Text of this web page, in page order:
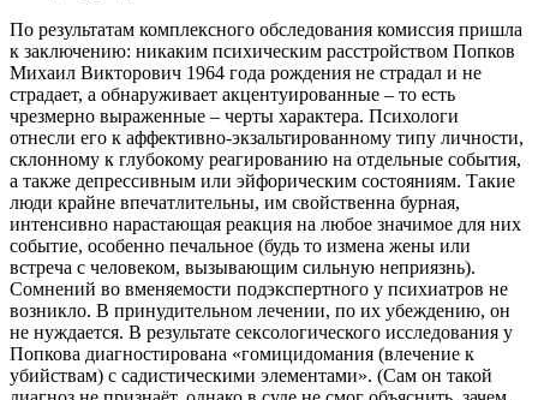
По результатам комплексного обследования комиссия пришла
к заключению: никаким психическим расстройством Попков
Михаил Викторович 1964 года рождения не страдал и не
страдает, а обнаруживает акцентуированные – то есть
чрезмерно выраженные – черты характера. Психологи
отнесли его к аффективно-экзальтированному типу личности,
склонному к глубокому реагированию на отдельные события,
а также депрессивным или эйфорическим состояниям. Такие
люди крайне впечатлительны, им свойственна бурная,
интенсивно нарастающая реакция на любое значимое для них
событие, особенно печальное (будь то измена жены или
встреча с человеком, вызывающим сильную неприязнь).
Сомнений во вменяемости подэкспертного у психиатров не
возникло. В принудительном лечении, по их убеждению, он
не нуждается. В результате сексологического исследования у
Попкова диагностирована «гомицидомания (влечение к
убийствам) с садистическими элементами». (Сам он такой